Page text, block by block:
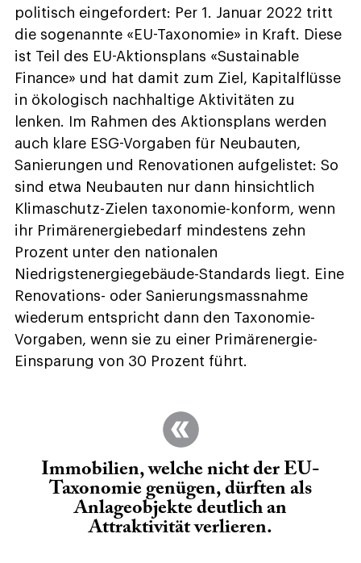
politisch eingefordert: Per 1. Januar 2022 tritt
die sogenannte «EU-Taxonomie» in Kraft. Diese
ist Teil des EU-Aktionsplans «Sustainable
Finance» und hat damit zum Ziel, Kapitalflüsse
in ökologisch nachhaltige Aktivitäten zu
lenken. Im Rahmen des Aktionsplans werden
auch klare ESG-Vorgaben für Neubauten,
Sanierungen und Renovationen aufgelistet: So
sind etwa Neubauten nur dann hinsichtlich
Klimaschutz-Zielen taxonomie-konform, wenn
ihr Primärenergiebedarf mindestens zehn
Prozent unter den nationalen
Niedrigstenergiegebäude-Standards liegt. Eine
Renovations- oder Sanierungsmassnahme
wiederum entspricht dann den Taxonomie-
Vorgaben, wenn sie zu einer Primärenergie-
Einsparung von 30 Prozent führt.
Immobilien, welche nicht der EU-
Taxonomie genügen, dürften als
Anlageobjekte deutlich an
Attraktivität verlieren.